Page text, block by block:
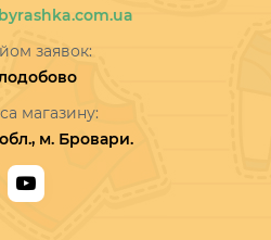
заявок:
магазину:
м. Бровари.